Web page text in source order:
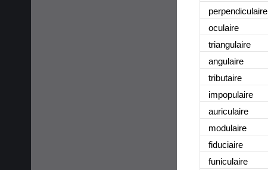
perpendiculaire
oculaire
triangulaire
angulaire
tributaire
impopulaire
auriculaire
modulaire
fiduciaire
funiculaire